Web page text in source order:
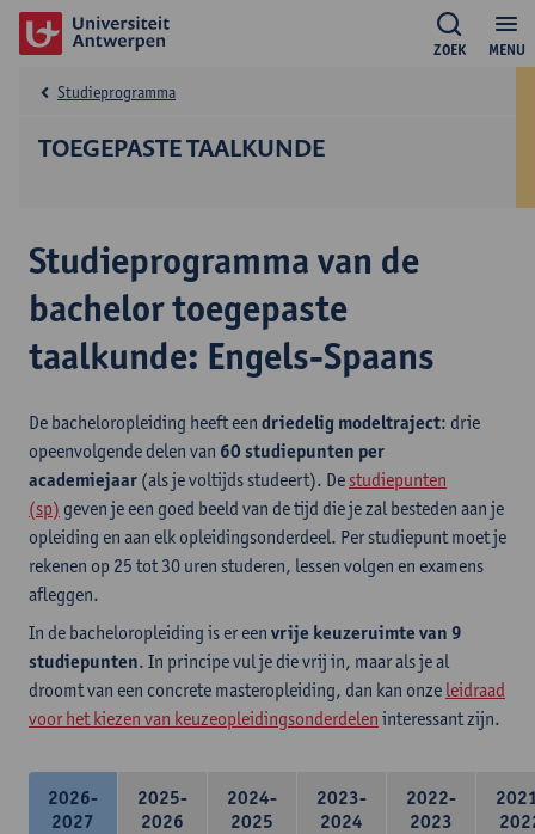
MENU
ZOEK
TOEGEPASTE TAALKUNDE
Studieprogramma
Studieprogramma van de
bachelor toegepaste
taalkunde: Engels-Spaans
De bacheloropleiding heeft een driedelig modeltraject: drie
opeenvolgende delen van 60 studiepunten per
academiejaar (als je voltijds studeert). De studiepunten
(sp) geven je een goed beeld van de tijd die je zal besteden aan je
opleiding en aan elk opleidingsonderdeel. Per studiepunt moet je
rekenen op 25 tot 30 uren studeren, lessen volgen en examens
afleggen.
In de bacheloropleiding is er een vrije keuzeruimte van 9
studiepunten. In principe vul je die vrij in, maar als je al
droomt van een concrete masteropleiding, dan kan onze leidraad
voor het kiezen van keuzeopleidingsonderdelen interessant zijn.
2026-
2027
2025-
2026
2024-
2025
2023-
2024
2022-
2023